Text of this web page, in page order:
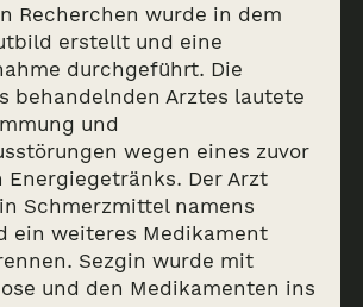
Recherchen wurde in dem
erstellt und eine
durchgeführt. Die
behandelnden Arztes lautete
und
wegen eines zuvor
Der Arzt
Schmerzmittel namens
ein weiteres Medikament
Sezgin wurde mit
und den Medikamenten ins